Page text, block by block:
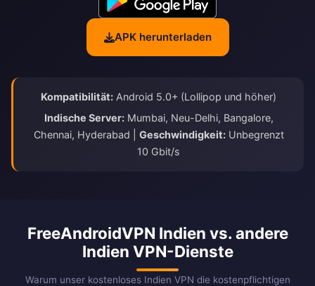
APK herunterladen
Kompatibilität: Android 5.0+ (Lollipop und höher)
Indische Server:Mumbai, Neu-Delhi, Bangalore,
Chennai, Hyderabad | Geschwindigkeit:Unbegrenzt
10 Gbit/s
FreeAndroidVPN Indien vs. andere
Indien VPN-Dienste
Warum unser kostenloses Indien VPN die kostenpflichtigen